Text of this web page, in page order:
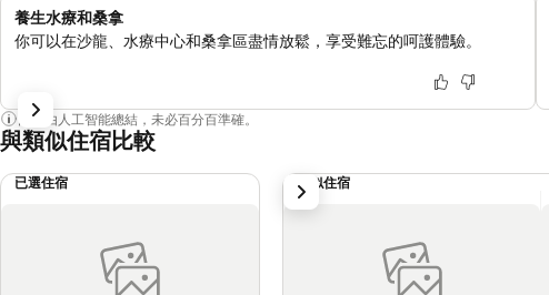
養生水療和桑拿
你可以在沙龍、水療中心和桑拿區盡情放鬆，享受難忘的呵護體驗。
內容由人工智能總結，未必百分百準確。
與類似住宿比較
已選住宿 類似住宿
下一步